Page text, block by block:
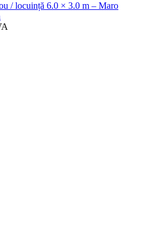
/ locuință 6.0 × 3.0 m – Maro